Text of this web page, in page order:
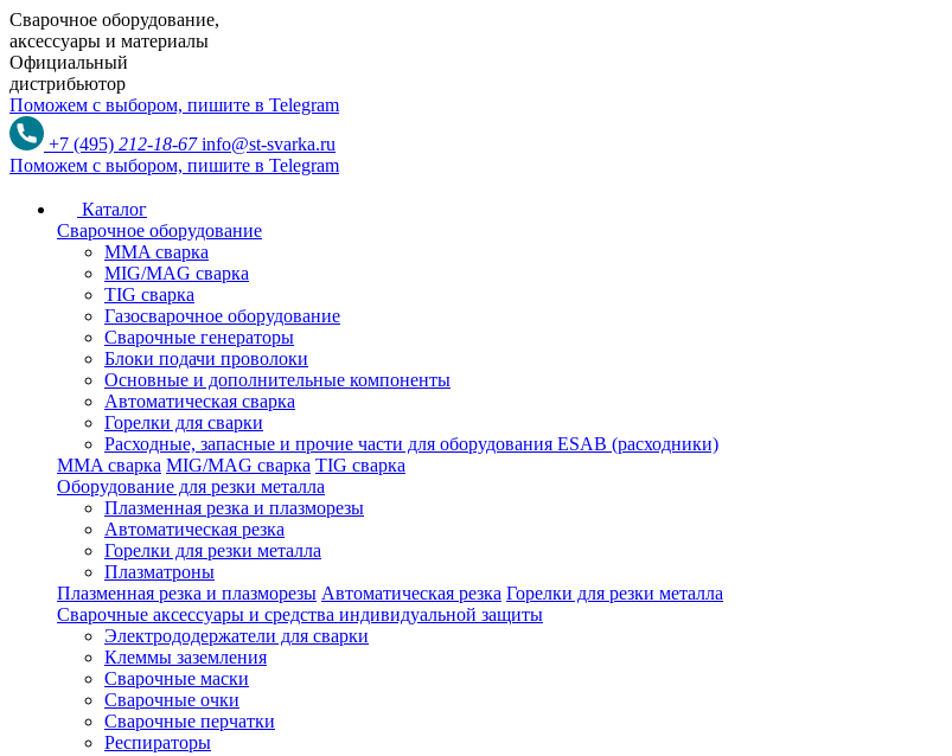
Сварочное оборудование,
аксессуары и материалы
Официальный
дистрибьютор
Поможем с выбором, пишите в Telegram
+7 (495) 212-18-67 info@st-svarka.ru
Поможем с выбором, пишите в Telegram
Каталог
Сварочное оборудование
MMA сварка
MIG/MAG сварка
TIG сварка
Газосварочное оборудование
Сварочные генераторы
Блоки подачи проволоки
Основные и дополнительные компоненты
Автоматическая сварка
Горелки для сварки
Расходные, запасные и прочие части для оборудования ESAB (расходники)
MMA сварка MIG/MAG сварка TIG сварка
Оборудование для резки металла
Плазменная резка и плазморезы
Автоматическая резка
Горелки для резки металла
Плазматроны
Плазменная резка и плазморезы Автоматическая резка Горелки для резки металла
Сварочные аксессуары и средства индивидуальной защиты
Электрододержатели для сварки
Клеммы заземления
Сварочные маски
Сварочные очки
Сварочные перчатки
Респираторы